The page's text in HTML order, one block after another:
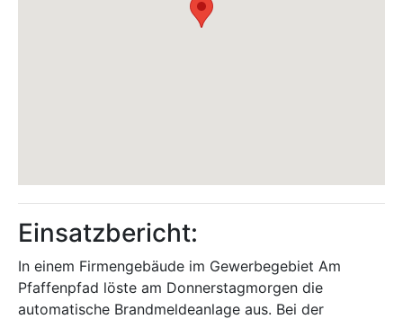
Einsatzbericht:
In einem Firmengebäude im Gewerbegebiet Am
Pfaffenpfad löste am Donnerstagmorgen die
automatische Brandmeldeanlage aus. Bei der